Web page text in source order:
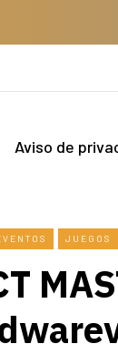
Aviso de
JUEGOS